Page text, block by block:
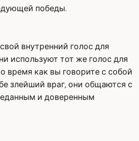
победы.
внутренний голос для
используют тот же голос для
время как вы говорите с собой
злейший враг, они общаются с
и доверенным